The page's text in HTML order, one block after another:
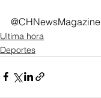
@CHNewsMagazine
Ultima hora
Deportes